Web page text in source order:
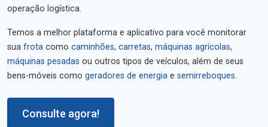
operação logística.
Temos a melhor plataforma e aplicativo para você monitorar
sua frota como caminhões, carretas, máquinas agrícolas,
máquinas pesadas ou outros tipos de veículos, além de seus
bens-móveis como geradores de energia e semirreboques.
Consulte agora!